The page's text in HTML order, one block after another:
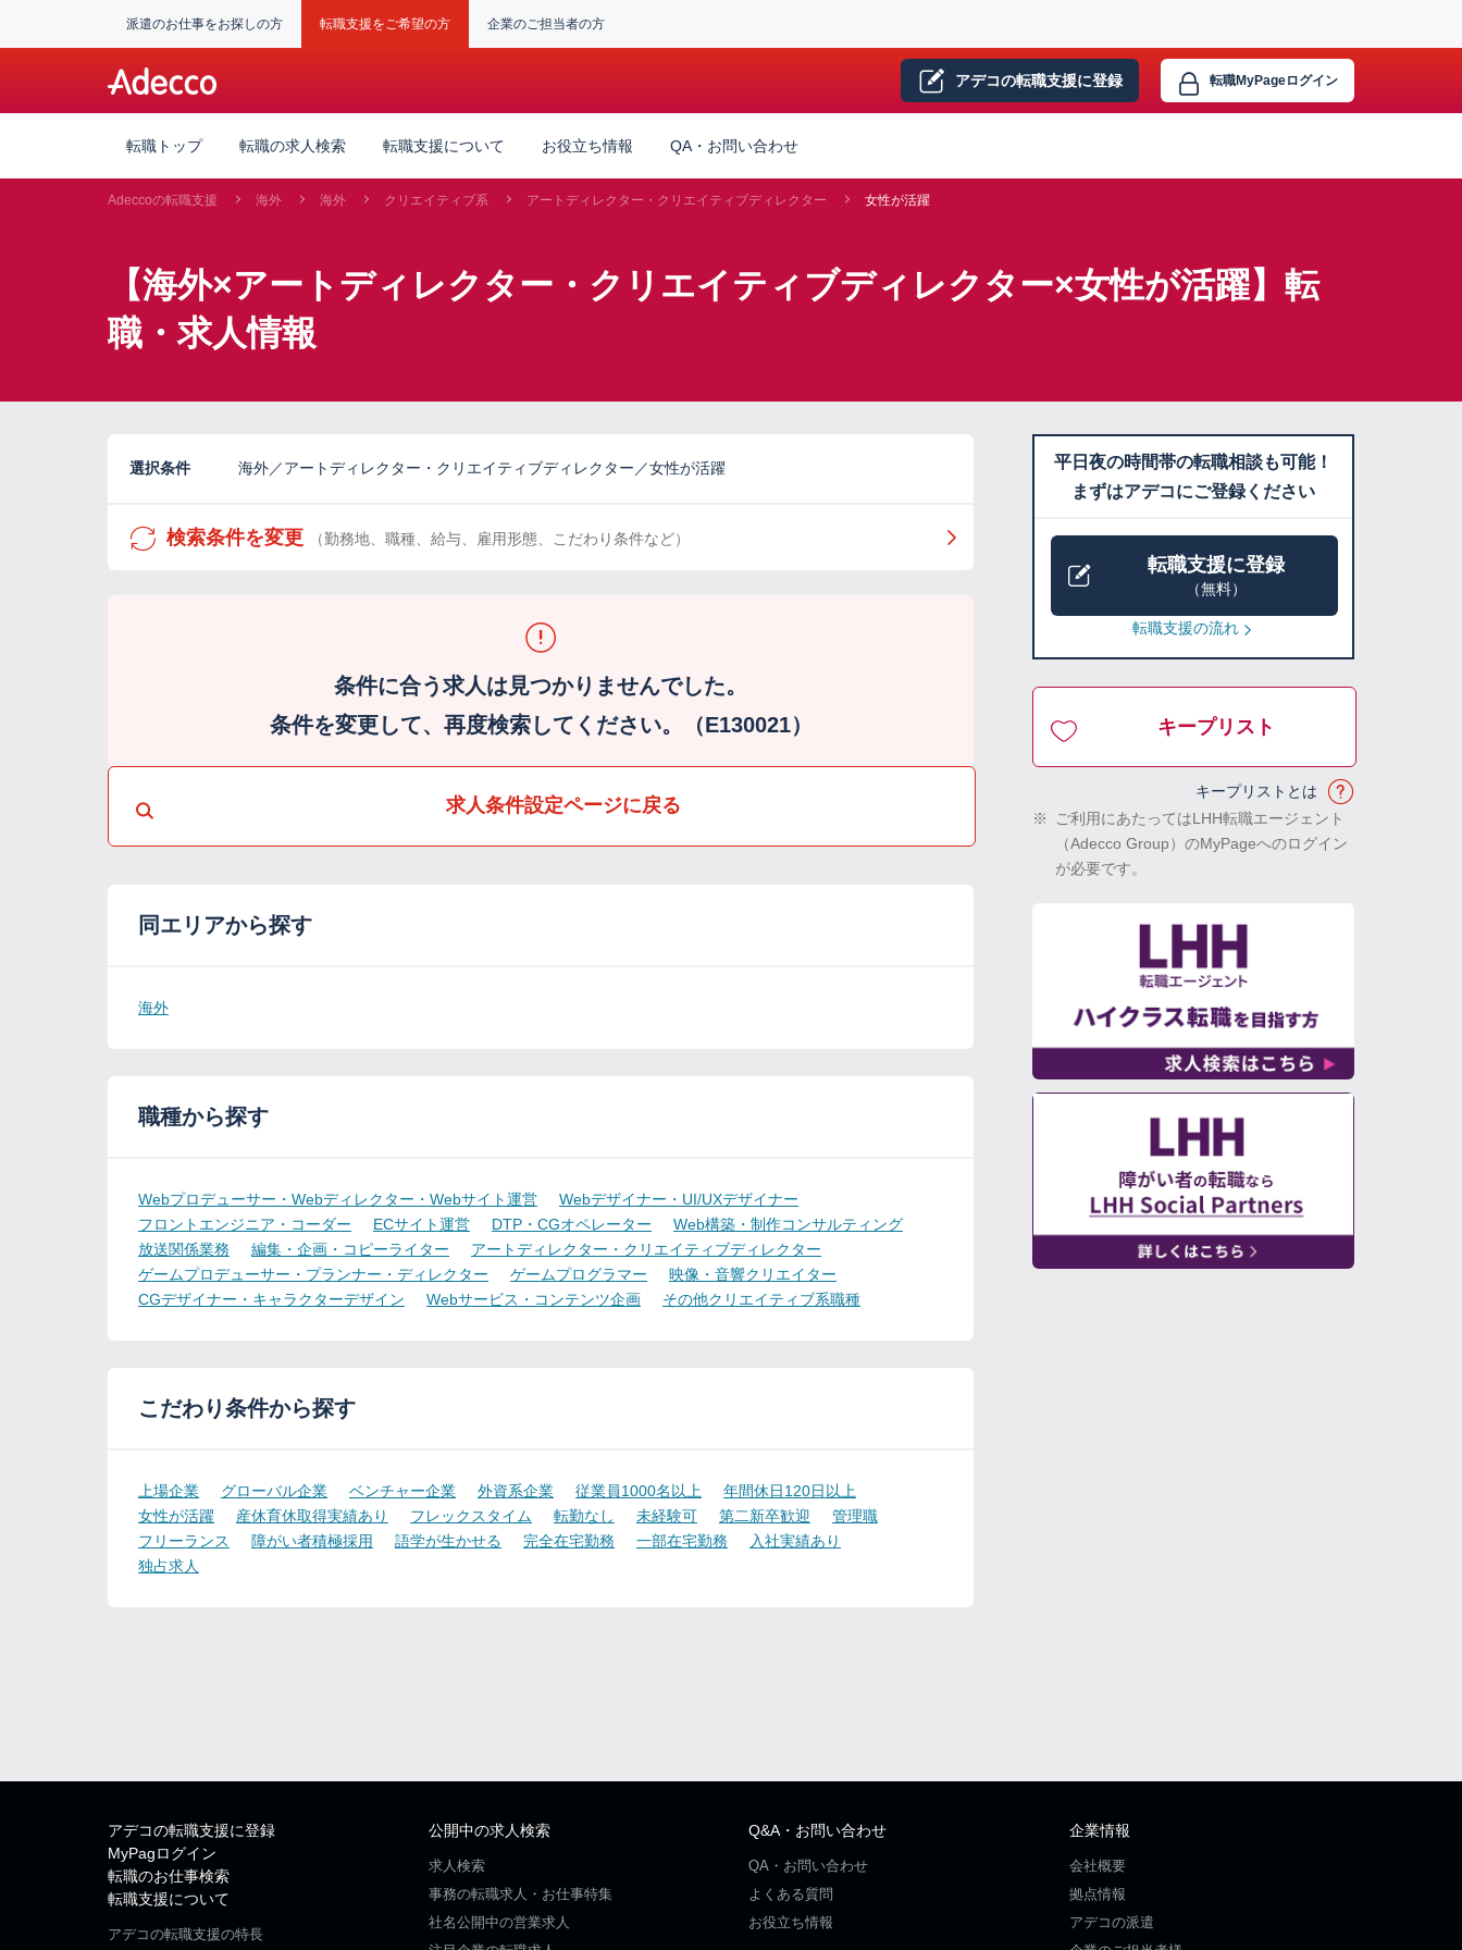
派遣のお仕事をお探しの方 転職支援をご希望の方 企業のご担当者の方
アデコの転職支援に登録 転職MyPageログイン
転職トップ 転職の求人検索 転職支援について お役立ち情報 QA・お問い合わせ
Adeccoの転職支援 海外 海外 クリエイティブ系 アートディレクター・クリエイティブディレクター 女性が活躍
【海外×アートディレクター・クリエイティブディレクター×女性が活躍】転
職・求人情報
選択条件 海外／アートディレクター・クリエイティブディレクター／女性が活躍
検索条件を変更 （勤務地、職種、給与、雇用形態、こだわり条件など）
条件に合う求人は見つかりませんでした。
条件を変更して、再度検索してください。（E130021）
求人条件設定ページに戻る
同エリアから探す
海外
職種から探す
Webプロデューサー・Webディレクター・Webサイト運営
Webデザイナー・UI/UXデザイナー
フロントエンジニア・コーダー
ECサイト運営 DTP・CGオペレーター
Web構築・制作コンサルティング
放送関係業務
編集・企画・コピーライター
アートディレクター・クリエイティブディレクター
ゲームプロデューサー・プランナー・ディレクター
ゲームプログラマー
映像・音響クリエイター
CGデザイナー・キャラクターデザイン
Webサービス・コンテンツ企画 その他クリエイティブ系職種
こだわり条件から探す
上場企業 グローバル企業 ベンチャー企業 外資系企業 従業員1000名以上
年間休日120日以上
女性が活躍
産休育休取得実績あり フレックスタイム 転勤なし 未経験可 第二新卒歓迎
管理職
フリーランス
障がい者積極採用 語学が生かせる 完全在宅勤務 一部在宅勤務
入社実績あり
独占求人
平日夜の時間帯の転職相談も可能！
まずはアデコにご登録ください
転職支援に登録
（無料）
転職支援の流れ
キープリスト
キープリストとは
※
ご利用にあたってはLHH転職エージェント
（Adecco Group）のMyPageへのログイン
が必要です。
アデコの転職支援に登録
MyPagログイン
転職のお仕事検索
転職支援について
アデコの転職支援の特長
公開中の求人検索
求人検索
事務の転職求人・お仕事特集
社名公開中の営業求人
Q&A・お問い合わせ
QA・お問い合わせ
よくある質問
お役立ち情報
企業情報
会社概要
拠点情報
アデコの派遣